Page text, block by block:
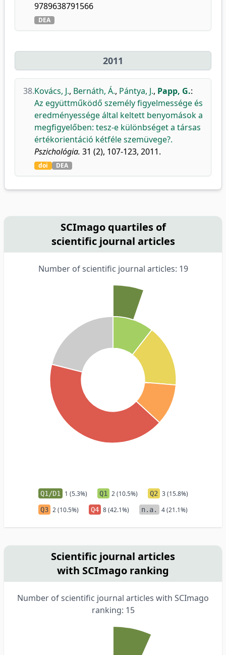
9789638791566
DEA
2011
38.Kovács, J., Bernáth, Á., Pántya, J., Papp, G.:
Az együttműködő személy figyelmessége és
eredményessége által keltett benyomások a
megfigyelőben: tesz-e különbséget a társas
értékorientáció kétféle szemüvege?.
Pszichológia. 31 (2), 107-123, 2011.
doi DEA
SCImago quartiles of
scientific journal articles
Number of scientific journal articles: 19
Q1/D1 1 (5.3%) Q1 2 (10.5%) Q2 3 (15.8%)
Q3 2 (10.5%) Q4 8 (42.1%) n.a. 4 (21.1%)
Scientific journal articles
with SCImago ranking
Number of scientific journal articles with SCImago
ranking: 15